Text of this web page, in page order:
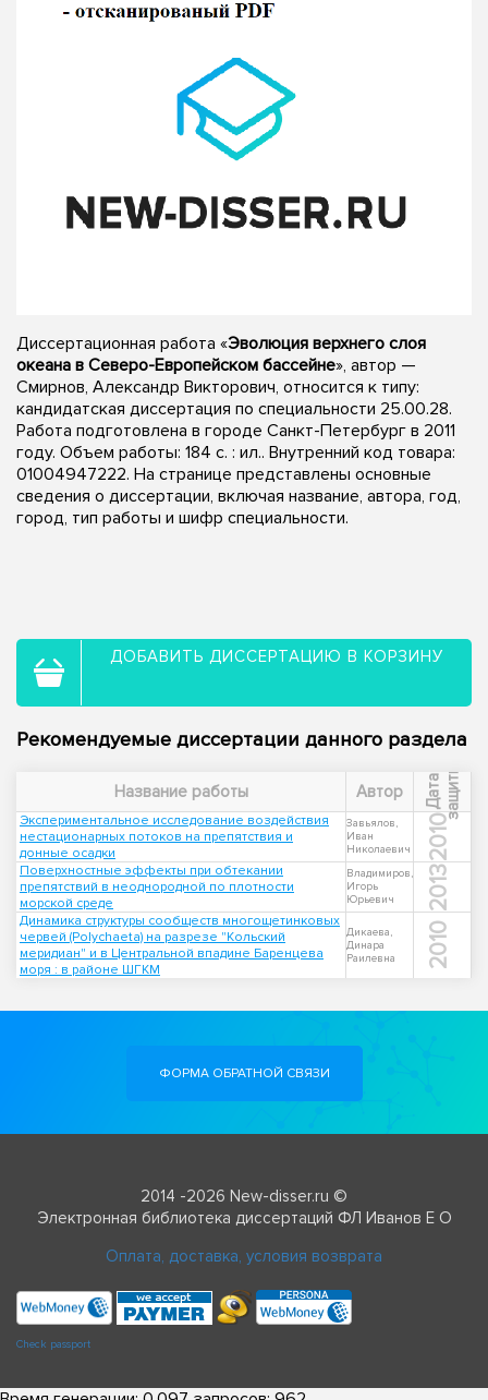
Диссертационная работа «Эволюция верхнего слоя
океана в Северо-Европейском бассейне», автор —
Смирнов, Александр Викторович, относится к типу:
кандидатская диссертация по специальности 25.00.28.
Работа подготовлена в городе Санкт-Петербург в 2011
году. Объем работы: 184 с. : ил.. Внутренний код товара:
01004947222. На странице представлены основные
сведения о диссертации, включая название, автора, год,
город, тип работы и шифр специальности.
ДОБАВИТЬ ДИССЕРТАЦИЮ В КОРЗИНУ
Рекомендуемые диссертации данного раздела
Название работы Автор Д
а
т
а
з
а
щ
и
т ы
Экспериментальное исследование воздействия
нестационарных потоков на препятствия и
донные осадки
Завьялов,
Иван
Николаевич
2010
Поверхностные эффекты при обтекании
препятствий в неоднородной по плотности
морской среде
Владимиров,
Игорь
Юрьевич
2013
Динамика структуры сообществ многощетинковых
червей (Polychaeta) на разрезе "Кольский
меридиан" и в Центральной впадине Баренцева
моря : в районе ШГКМ
Дикаева,
Динара
Раилевна
2010
ФОРМА ОБРАТНОЙ СВЯЗИ
2014 -2026 New-disser.ru ©
Электронная библиотека диссертаций ФЛ Иванов Е О
Оплата, доставка, условия возврата
Check passport